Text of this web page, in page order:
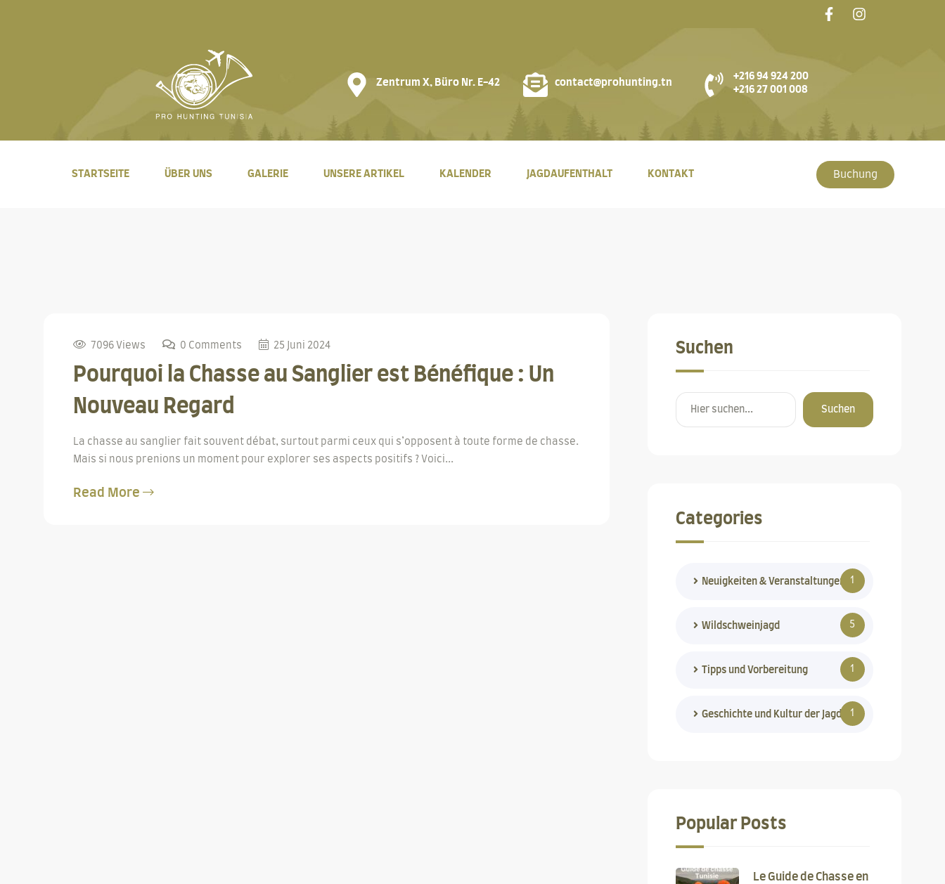
Zentrum X, Büro Nr. E-42 contact@prohunting.tn
+216 94 924 200
+216 27 001 008
STARTSEITE ÜBER UNS GALERIE UNSERE ARTIKEL KALENDER JAGDAUFENTHALT KONTAKT Buchung
7096 Views 0 Comments 25 Juni 2024
Pourquoi la Chasse au Sanglier est Bénéfique : Un
Nouveau Regard
La chasse au sanglier fait souvent débat, surtout parmi ceux qui s’opposent à toute forme de chasse.
Mais si nous prenions un moment pour explorer ses aspects positifs ? Voici...
Read More
Suchen
Suchen
Categories
Neuigkeiten & Veranstaltungen 1
Wildschweinjagd 5
Tipps und Vorbereitung 1
Geschichte und Kultur der Jagd 1
Popular Posts
Le Guide de Chasse en